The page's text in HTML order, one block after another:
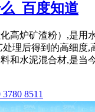
_百度知道
高炉矿渣粉）,是用
处理后得到的高细度,
和水泥混合材,是当
8511